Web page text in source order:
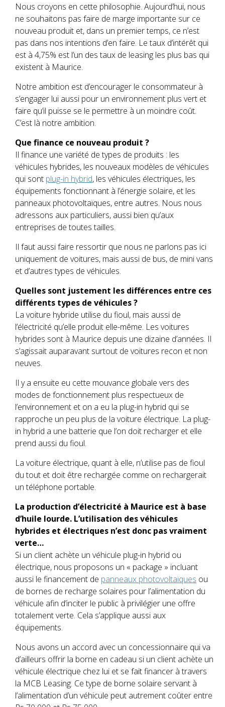
Nous croyons en cette philosophie. Aujourd’hui, nous
ne souhaitons pas faire de marge importante sur ce
nouveau produit et, dans un premier temps, ce n’est
pas dans nos intentions d’en faire. Le taux d’intérêt qui
est à 4,75% est l’un des taux de leasing les plus bas qui
existent à Maurice.
Notre ambition est d’encourager le consommateur à
s’engager lui aussi pour un environnement plus vert et
faire qu’il puisse se le permettre à un moindre coût.
C’est là notre ambition.
Que finance ce nouveau produit ?
Il finance une variété de types de produits : les
véhicules hybrides, les nouveaux modèles de véhicules
qui sont plug-in hybrid, les véhicules électriques, les
équipements fonctionnant à l’énergie solaire, et les
panneaux photovoltaïques, entre autres. Nous nous
adressons aux particuliers, aussi bien qu’aux
entreprises de toutes tailles.
Il faut aussi faire ressortir que nous ne parlons pas ici
uniquement de voitures, mais aussi de bus, de mini vans
et d’autres types de véhicules.
Quelles sont justement les différences entre ces
différents types de véhicules ?
La voiture hybride utilise du fioul, mais aussi de
l’électricité qu’elle produit elle-même. Les voitures
hybrides sont à Maurice depuis une dizaine d’années. Il
s’agissait auparavant surtout de voitures recon et non
neuves.
Il y a ensuite eu cette mouvance globale vers des
modes de fonctionnement plus respectueux de
l’environnement et on a eu la plug-in hybrid qui se
rapproche un peu plus de la voiture électrique. La plug-
in hybrid a une batterie que l’on doit recharger et elle
prend aussi du fioul.
La voiture électrique, quant à elle, n’utilise pas de fioul
du tout et doit être rechargée comme on rechargerait
un téléphone portable.
La production d’électricité à Maurice est à base
d’huile lourde. L’utilisation des véhicules
hybrides et électriques n’est donc pas vraiment
verte…
Si un client achète un véhicule plug-in hybrid ou
électrique, nous proposons un « package » incluant
aussi le financement de panneaux photovoltaïques ou
de bornes de recharge solaires pour l’alimentation du
véhicule afin d’inciter le public à privilégier une offre
totalement verte. Cela s’applique aussi aux
équipements.
Nous avons un accord avec un concessionnaire qui va
d’ailleurs offrir la borne en cadeau si un client achète un
véhicule électrique chez lui et se fait financer à travers
la MCB Leasing. Ce type de borne solaire servant à
l’alimentation d’un véhicule peut autrement coûter entre